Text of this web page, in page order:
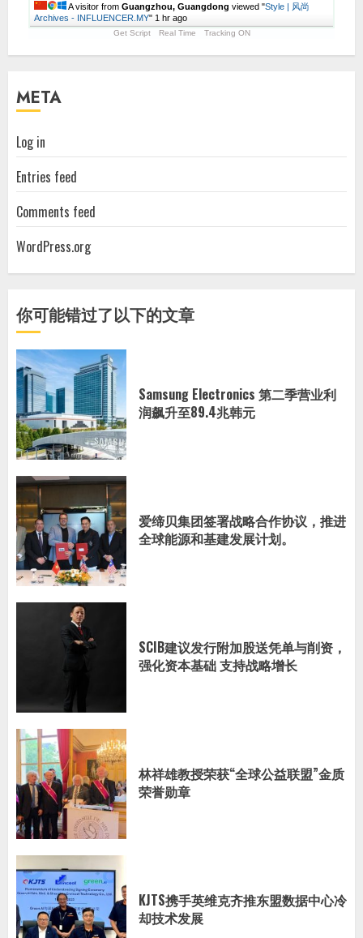
A visitor from Guangzhou, Guangdong viewed "Style | 风尚
Archives - INFLUENCER.MY" 1 hr ago
Get Script Real Time Tracking ON
META
Log in
Entries feed
Comments feed
WordPress.org
你可能错过了以下的文章
Samsung Electronics 第二季营业利
润飙升至89.4兆韩元
爱缔贝集团签署战略合作协议，推进
全球能源和基建发展计划。
SCIB建议发行附加股送凭单与削资，
强化资本基础 支持战略增长
林祥雄教授荣获“全球公益联盟”金质
荣誉勋章
KJTS携手英维克齐推东盟数据中心冷
却技术发展